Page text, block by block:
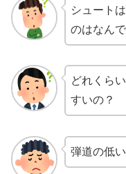
シュート
のはなんで
どれくら
すいの？
弾道の低